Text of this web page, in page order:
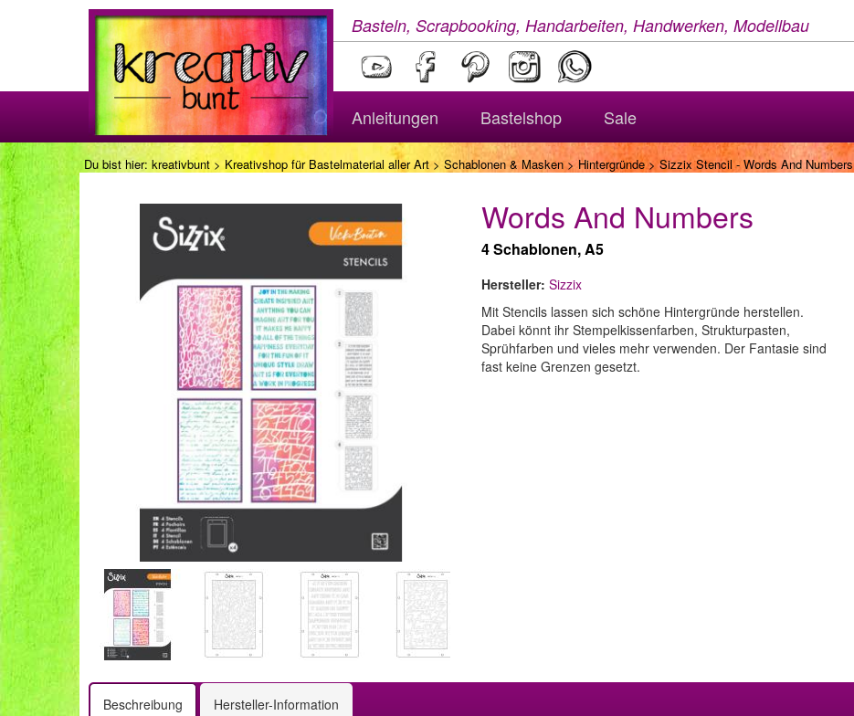
Basteln, Scrapbooking, Handarbeiten, Handwerken, Modellbau
Anleitungen Bastelshop Sale
Du bist hier: kreativbunt > Kreativshop für Bastelmaterial aller Art> Schablonen & Masken>Hintergründe> Sizzix Stencil - Words And Numbers
Words And Numbers
4 Schablonen, A5
Hersteller: Sizzix
Mit Stencils lassen sich schöne Hintergründe herstellen.
Dabei könnt ihr Stempelkissenfarben, Strukturpasten,
Sprühfarben und vieles mehr verwenden. Der Fantasie sind
fast keine Grenzen gesetzt.
Beschreibung Hersteller-Information